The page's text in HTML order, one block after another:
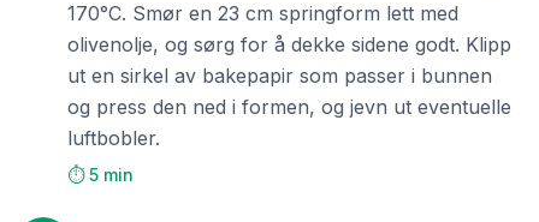
170°C. Smør en 23 cm springform lett med
olivenolje, og sørg for å dekke sidene godt. Klipp
ut en sirkel av bakepapir som passer i bunnen
og press den ned i formen, og jevn ut eventuelle
luftbobler.
⏱️ 5 min